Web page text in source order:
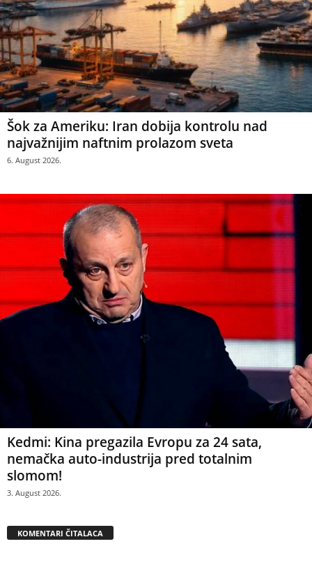
Šok za Ameriku: Iran dobija kontrolu nad
najvažnijim naftnim prolazom sveta
6. August 2026.
Kedmi: Kina pregazila Evropu za 24 sata,
nemačka auto-industrija pred totalnim
slomom!
3. August 2026.
KOMENTARI ČITALACA